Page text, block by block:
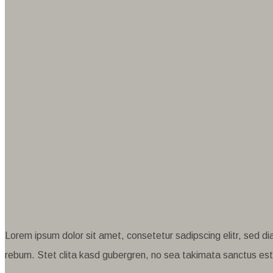
Lorem ipsum dolor sit amet, consetetur sadipscing elitr, sed
rebum. Stet clita kasd gubergren, no sea takimata sanctus